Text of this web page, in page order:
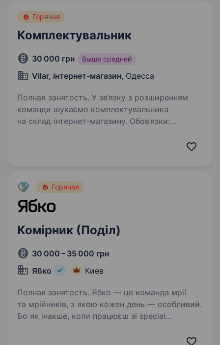
Горячая
Комплектувальник
30 000 грн Выше средней
Vilar, інтернет-магазин, Одесса
Полная занятость. У зв’язку з розширенням
команди шукаємо комплектувальника
на склад інтернет-магазину. Обов’язки:
Горячая
Комірник (Поділ)
30 000 – 35 000 грн
Ябко
Киев
Полная занятость. Ябко — це команда мрії
та мрійників, з якою кожен день — особливий.
Бо як інакше, коли працюєш зі special